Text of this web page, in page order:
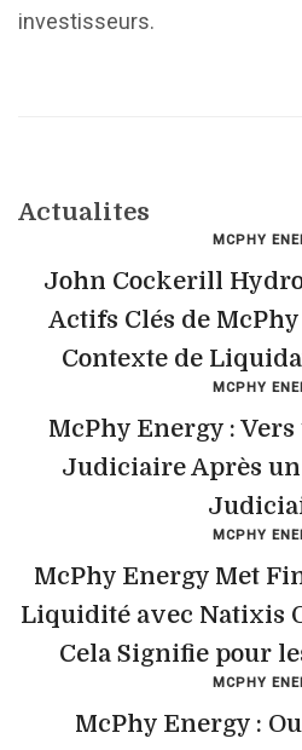
investisseurs.
Actualites
MCPHY
John Cockerill
Actifs Clés de
Contexte de
MCPHY
McPhy Energy :
Judiciaire Après
MCPHY
McPhy Energy Met
Liquidité avec Natixis
Cela Signifie pour
MCPHY
McPhy Energy :